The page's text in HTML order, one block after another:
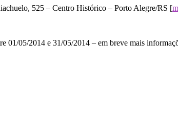
525 – Centro Histórico – Porto Alegre/RS [
01/05/2014 e 31/05/2014 – em breve mais